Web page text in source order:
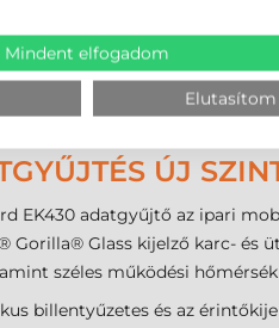
EK430 adatgyűjtő támogatja
funkció lehetővé teszi a
HCE és P2P módokat, így
EK430
ÚJ
EK430 adatgyűjtő az ipari
Gorilla® Glass kijelző karc- és
széles működési
billentyűzetes és az
Mindent elfogadom
Elutasítom